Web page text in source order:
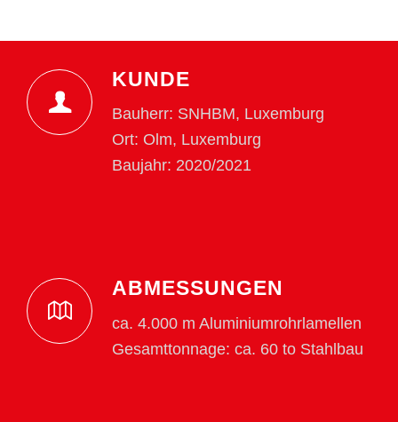
KUNDE
Bauherr: SNHBM, Luxemburg
Ort: Olm, Luxemburg
Baujahr: 2020/2021
ABMESSUNGEN
ca. 4.000 m Aluminiumrohrlamellen
Gesamttonnage: ca. 60 to Stahlbau